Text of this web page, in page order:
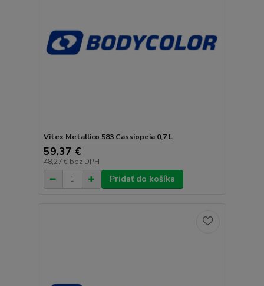
Vitex Metallico 583 Cassiopeia 0,7 L
59,37 €
48,27 € bez DPH
Pridať do košíka